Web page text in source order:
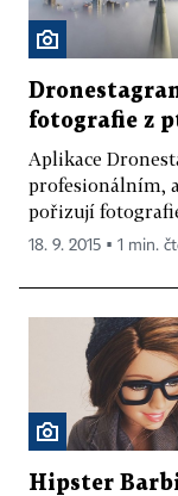
fotografie z
Aplikace
profesionálním,
pořizují
18. 9. 2015 ▪ 1 min.
Hipster